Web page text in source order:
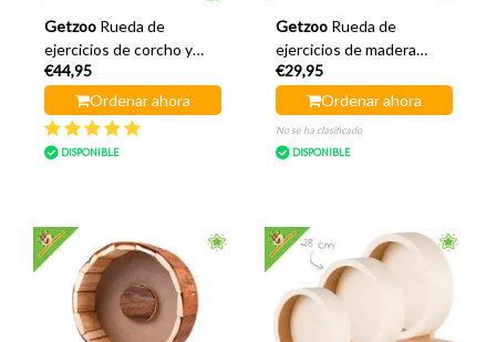
Getzoo Rueda de
ejercicios de corcho y
madera
€44,95
Ordenar ahora
DISPONIBLE
Getzoo Rueda de
ejercicios de madera
Getzoo, económica, 27
cm
€29,95
Ordenar ahora
No se ha clasificado
DISPONIBLE